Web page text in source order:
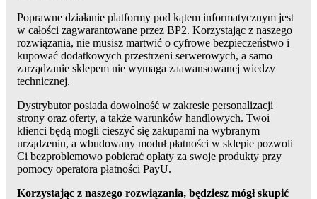
Poprawne działanie platformy pod kątem informatycznym jest
w całości zagwarantowane przez BP2. Korzystając z naszego
rozwiązania, nie musisz martwić o cyfrowe bezpieczeństwo i
kupować dodatkowych przestrzeni serwerowych, a samo
zarządzanie sklepem nie wymaga zaawansowanej wiedzy
technicznej.
Dystrybutor posiada dowolność w zakresie personalizacji
strony oraz oferty, a także warunków handlowych. Twoi
klienci będą mogli cieszyć się zakupami na wybranym
urządzeniu, a wbudowany moduł płatności w sklepie pozwoli
Ci bezproblemowo pobierać opłaty za swoje produkty przy
pomocy operatora płatności PayU.
Korzystając z naszego rozwiązania, będziesz mógł skupić